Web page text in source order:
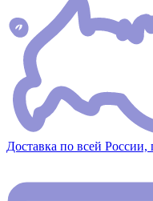
Доставка по всей